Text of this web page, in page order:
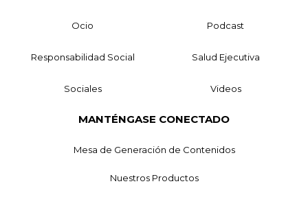
Ocio Podcast
Responsabilidad Social Salud Ejecutiva
Sociales Videos
MANTÉNGASE CONECTADO
Mesa de Generación de Contenidos
Nuestros Productos